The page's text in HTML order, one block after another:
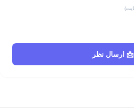
📩 ارسال نظر